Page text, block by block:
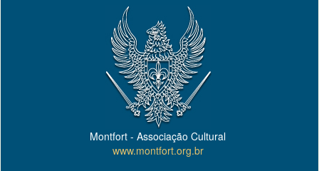
Montfort - Associação Cultural
www.montfort.org.br